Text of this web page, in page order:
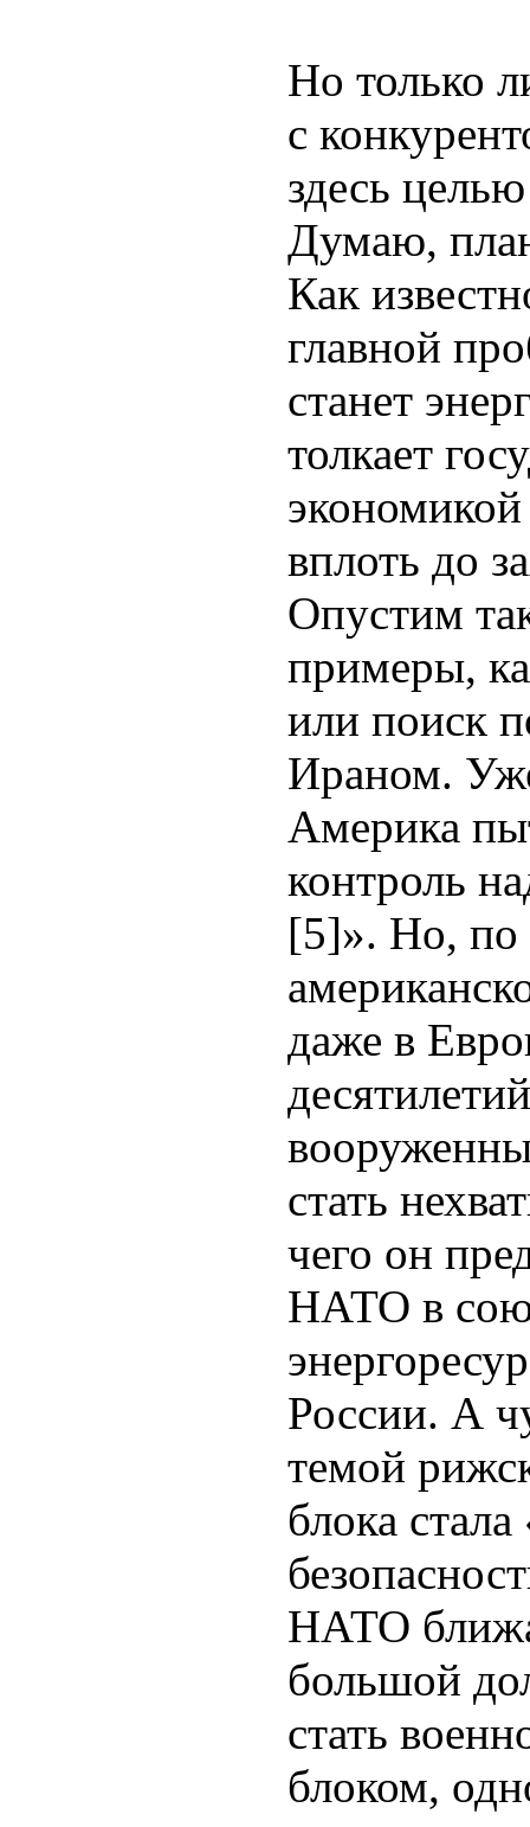
Но только
с
здесь
Думаю,
Как
главной
станет
толкает
вплоть до
Опустим
примеры,
или поиск
Ираном.
Америка
контроль
[5]». Но, по
даже в
стать
чего он
НАТО в
России. А
темой
блока
НАТО
большой
стать
блоком,